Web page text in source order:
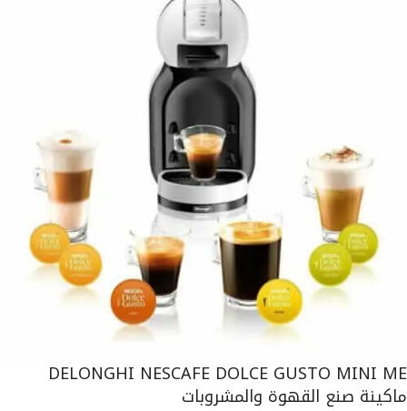
DELONGHI NESCAFE DOLCE GUSTO MINI ME
ماكينة صنع القهوة والمشروبات